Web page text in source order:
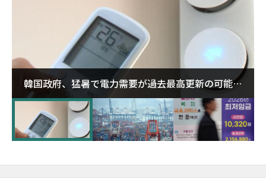
韓国政府、猛暑で電力需要が過去最高更新の可能性
に需給対応体制を点検